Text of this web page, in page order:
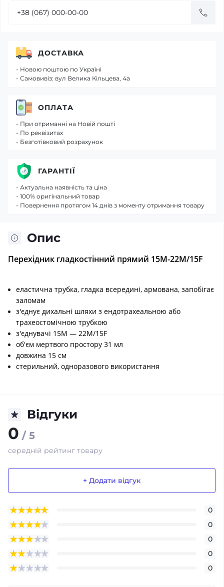
Опис
Перехідник гладкостінний прямий 15М-22М/15F
еластична трубка, гладка всередині, армована, запобігає
заломам
з'єднує дихальні шляхи з ендотрахеальною або
трахеостомічною трубкою
з'єднувачі 15M — 22M/15F
об'єм мертвого простору 31 мл
довжина 15 см
стерильний, одноразового використання
Відгуки
0 / 5
середній рейтинг товару
+ Додати відгук
0
0
0
0
0
ДОСТАВКА
- Новою поштою по Україні
- Самовивіз: вул Велика Кільцева, 4а
ОПЛАТА
- При отриманні на Новій пошті
- По реквізитах
- Безготівковий розрахунок
ГАРАНТІЇ
- Актуальна наявність та ціна
- 100% оригінальний товар
- Повернення протягом 14 днів з моменту отримання товару